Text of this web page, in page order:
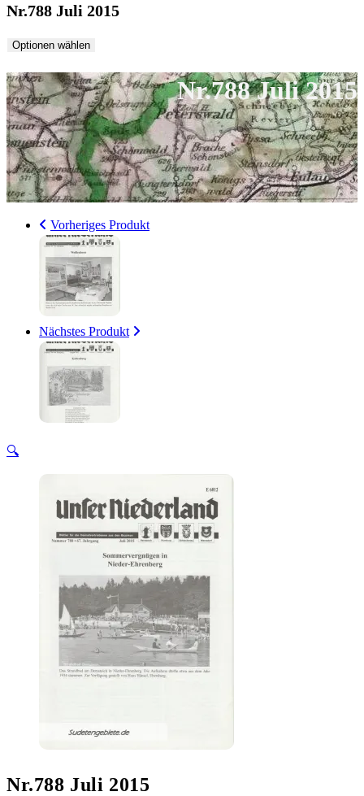
Nr.788 Juli 2015
Optionen wählen
Nr.788 Juli 2015
Vorheriges Produkt
Nächstes Produkt
🔍
Nr.788 Juli 2015